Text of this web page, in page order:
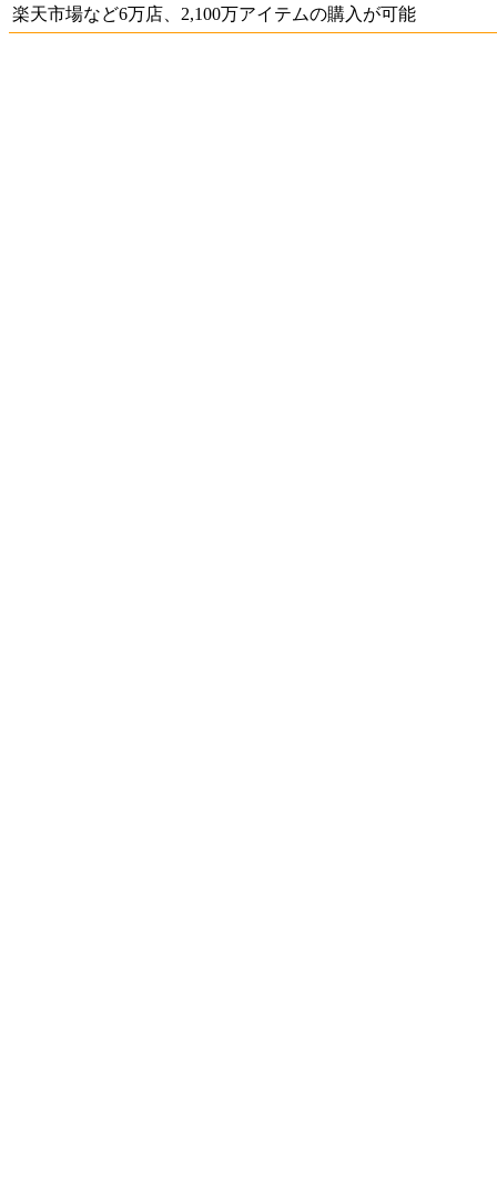
楽天市場など6万店、2,100万アイテムの購入が可能